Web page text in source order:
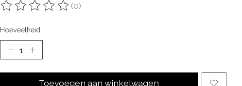
De beoordeling van dit product is
(0)
Hoeveelheid:
Toevoegen aan winkelwagen